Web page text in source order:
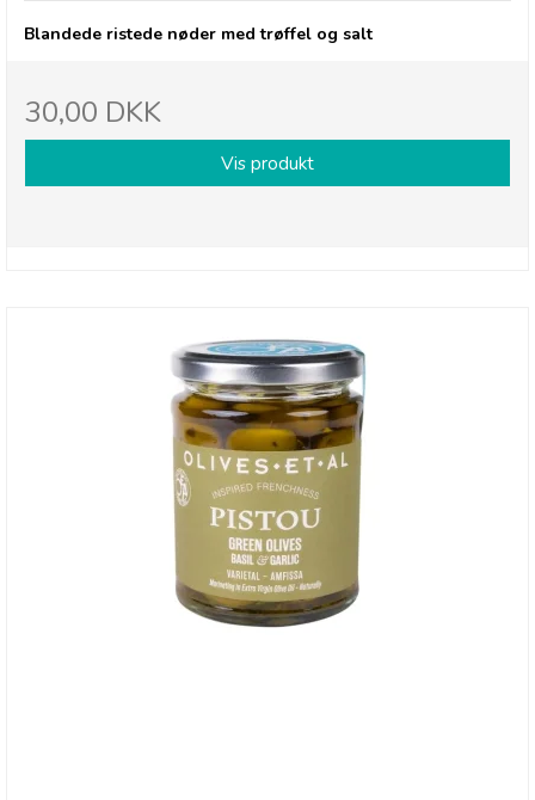
Blandede ristede nøder med trøffel og salt
30,00 DKK
Vis produkt